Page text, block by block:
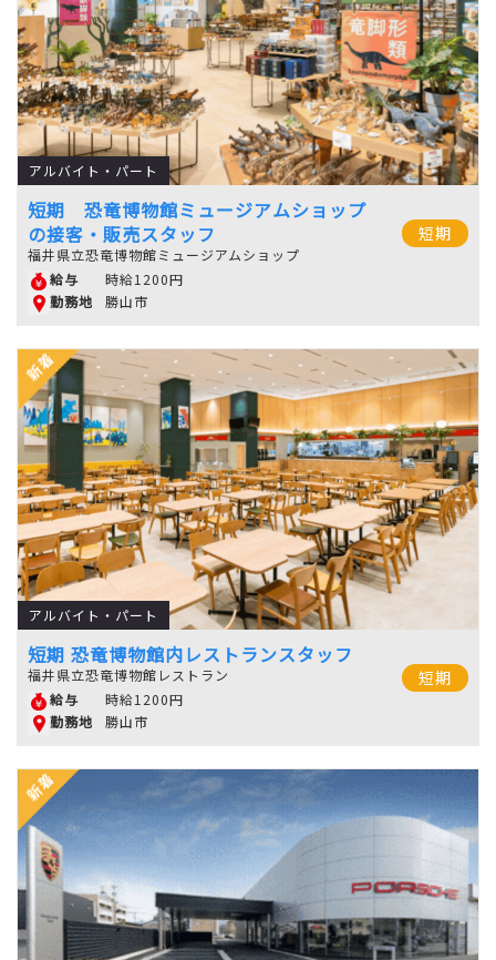
アルバイト・パート
短期 恐竜博物館ミュージアムショップ
の接客・販売スタッフ
福井県立恐竜博物館ミュージアムショップ
給与
時給1200円
勤務地
勝山市
短期
アルバイト・パート
短期 恐竜博物館内レストランスタッフ
福井県立恐竜博物館レストラン
給与
時給1200円
勤務地
勝山市
短期